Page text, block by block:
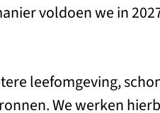
voldoen we in
leefomgeving,
We werken